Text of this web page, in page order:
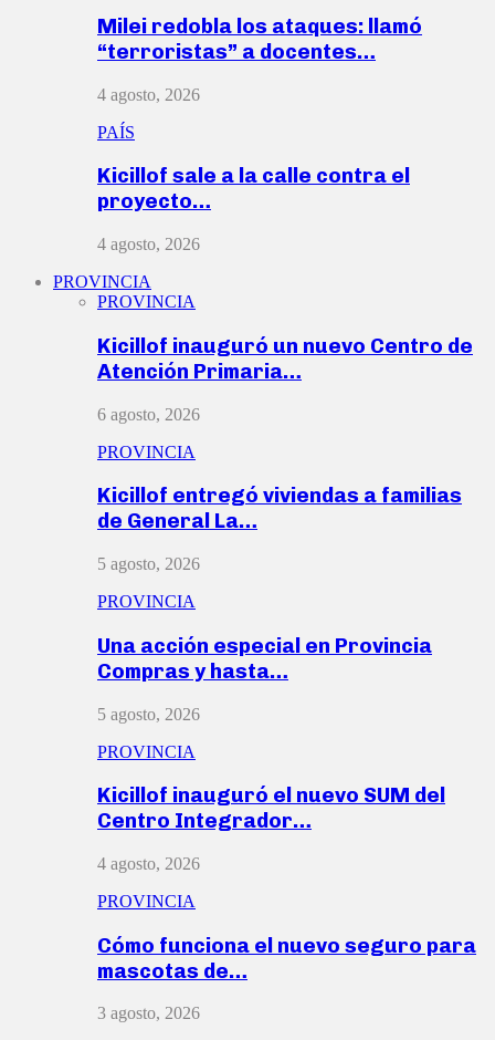
Milei redobla los ataques: llamó
“terroristas” a docentes…
4 agosto, 2026
PAÍS
Kicillof sale a la calle contra el
proyecto…
4 agosto, 2026
PROVINCIA
PROVINCIA
Kicillof inauguró un nuevo Centro de
Atención Primaria…
6 agosto, 2026
PROVINCIA
Kicillof entregó viviendas a familias
de General La…
5 agosto, 2026
PROVINCIA
Una acción especial en Provincia
Compras y hasta…
5 agosto, 2026
PROVINCIA
Kicillof inauguró el nuevo SUM del
Centro Integrador…
4 agosto, 2026
PROVINCIA
Cómo funciona el nuevo seguro para
mascotas de…
3 agosto, 2026